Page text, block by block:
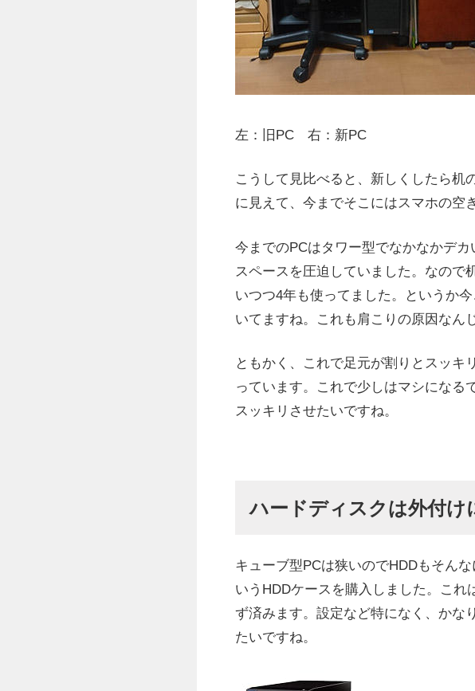
左：旧PC 右：新PC
こうして見比べると、新しくしたら
に見えて、今までそこにはスマホの空
今までのPCはタワー型でなかなかデ
スペースを圧迫していました。なので
いつつ4年も使ってました。というか
いてますね。これも肩こりの原因なん
ともかく、これで足元が割りとスッキ
っています。これで少しはマシになる
スッキリさせたいですね。
ハードディスクは外付け
キューブ型PCは狭いのでHDDもそん
いうHDDケースを購入しました。こ
ず済みます。設定など特になく、かな
たいですね。